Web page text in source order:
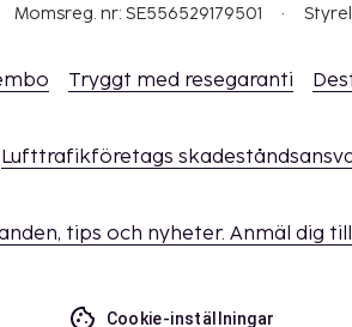
Momsreg. nr: SE556529179501
Tryggt med resegaranti
Lufttrafikföretags
tips och nyheter. Anmäl dig
Cookie-inställningar